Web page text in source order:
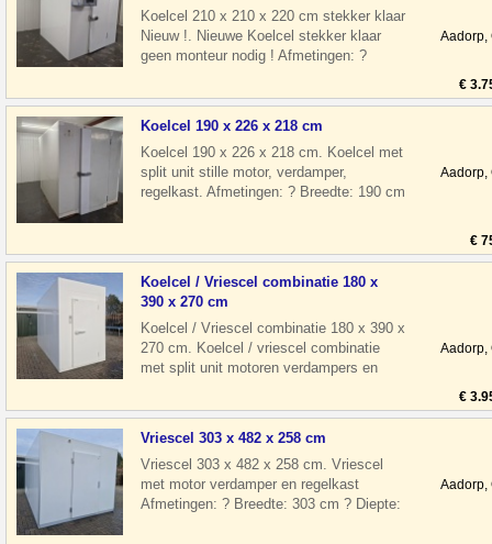
Koelcel 210 x 210 x 220 cm stekker klaar
Nieuw !. Nieuwe Koelcel stekker klaar
geen monteur nodig ! Afmetingen: ?
Aadorp,
€
Koelcel 190 x 226 x 218 cm
Koelcel 190 x 226 x 218 cm. Koelcel met
split unit stille motor, verdamper,
regelkast. Afmetingen: ? Breedte: 190 cm
Aadorp,
€
Koelcel / Vriescel combinatie 180 x
390 x 270 cm
Koelcel / Vriescel combinatie 180 x 390 x
270 cm. Koelcel / vriescel combinatie
met split unit motoren verdampers en
Aadorp,
€
Vriescel 303 x 482 x 258 cm
Vriescel 303 x 482 x 258 cm. Vriescel
met motor verdamper en regelkast
Afmetingen: ? Breedte: 303 cm ? Diepte:
Aadorp,